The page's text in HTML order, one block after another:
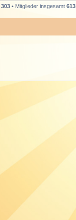
303 • Mitglieder insgesamt 613